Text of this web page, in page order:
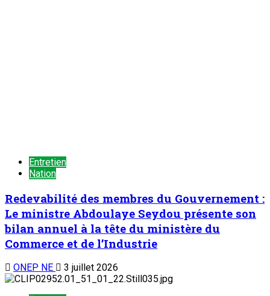
Entretien
Nation
Redevabilité des membres du Gouvernement :
Le ministre Abdoulaye Seydou présente son
bilan annuel à la tête du ministère du
Commerce et de l’Industrie
ONEP NE 3 juillet 2026